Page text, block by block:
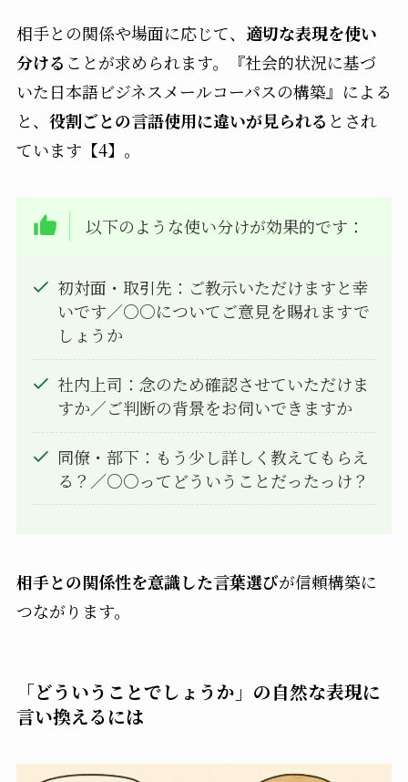
相手との関係や場面に応じて、 適切な表現を使い
分ける ことが求められます。『社会的状況に基づ
いた日本語ビジネスメールコーパスの構築』による
と、 役割ごとの言語使用に違いが見られる とされ
ています【4】。
以下のような使い分けが効果的です：
初対面・取引先：ご教示いただけますと幸
いです／○○についてご意見を賜れますで
しょうか
社内上司：念のため確認させていただけま
すか／ご判断の背景をお伺いできますか
同僚・部下：もう少し詳しく教えてもらえ
る？／○○ってどういうことだったっけ？
相手との関係性を意識した言葉選びが信頼構築に
つながります。
「どういうことでしょうか」の自然な表現に
言い換えるには